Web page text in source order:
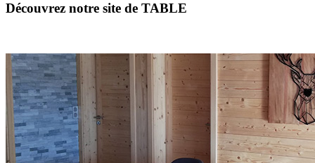
Découvrez notre site de TABLE